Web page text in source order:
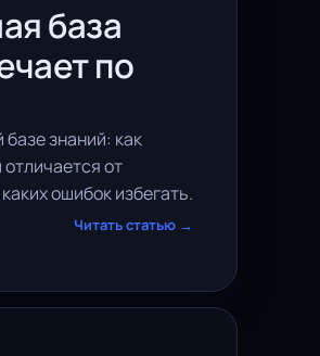
база
по
знаний: как
от
ошибок избегать.
Читать статью →